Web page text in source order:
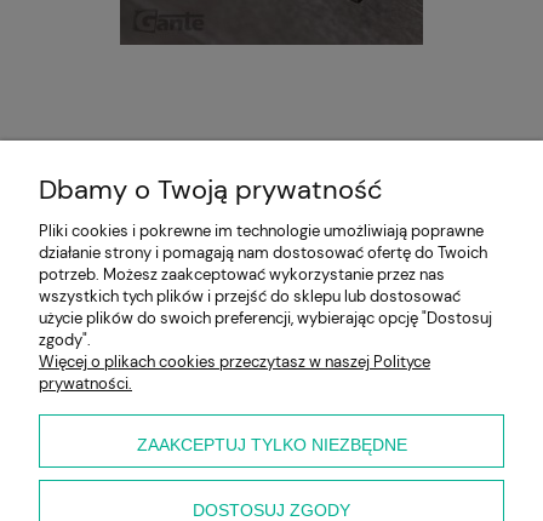
Pomoc
Moje konto
Płatności i dostawa
Dbamy o Twoją prywatność
Pliki cookies i pokrewne im technologie umożliwiają poprawne
działanie strony i pomagają nam dostosować ofertę do Twoich
potrzeb. Możesz zaakceptować wykorzystanie przez nas
wszystkich tych plików i przejść do sklepu lub dostosować
użycie plików do swoich preferencji, wybierając opcję "Dostosuj
zgody".
Więcej o plikach cookies przeczytasz w naszej Polityce
prywatności.
ZAAKCEPTUJ TYLKO NIEZBĘDNE
DOSTOSUJ ZGODY